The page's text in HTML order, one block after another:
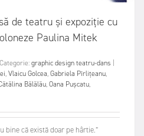
de teatru și expoziție cu
Paulina Mitek
Categorie:graphic designteatru-dans
,Vlaicu Golcea,Gabriela Pîrlițeanu,
Bălălău,Oana Pușcatu,
bine că există doar pe hârtie.”